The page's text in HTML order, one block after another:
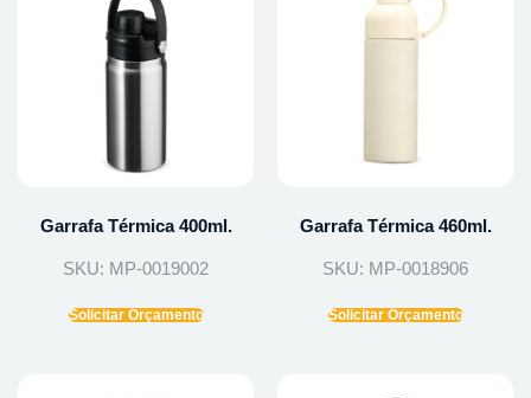
Garrafa Térmica 400ml.
SKU: MP-0019002
Solicitar Orçamento
Garrafa Térmica 460ml.
SKU: MP-0018906
Solicitar Orçamento